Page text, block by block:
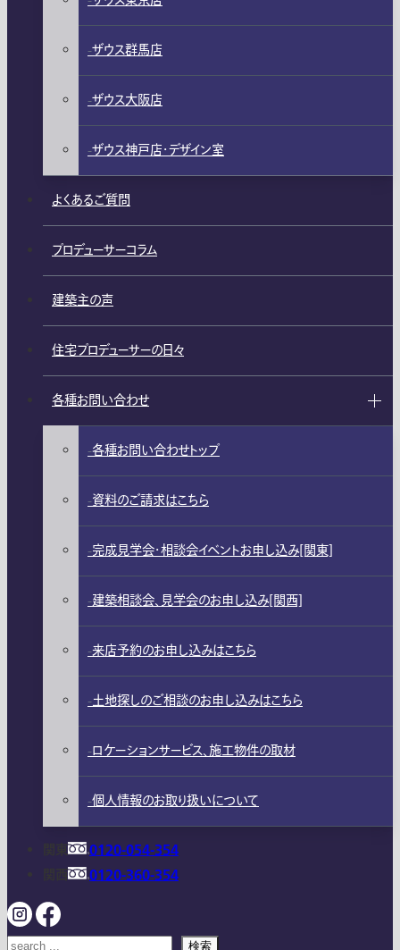
ザウス群馬店
ザウス大阪店
ザウス神戸店・デザイン室
よくあるご質問
プロデューサーコラム
建築主の声
住宅プロデューサーの日々
各種お問い合わせ
各種お問い合わせトップ
資料のご請求はこちら
完成見学会・相談会イベントお申し込み[関東]
建築相談会、見学会のお申し込み[関西]
来店予約のお申し込みはこちら
土地探しのご相談のお申し込みはこちら
ロケーションサービス、施工物件の取材
個人情報のお取り扱いについて
0120-054-354
0120-360-354
検索